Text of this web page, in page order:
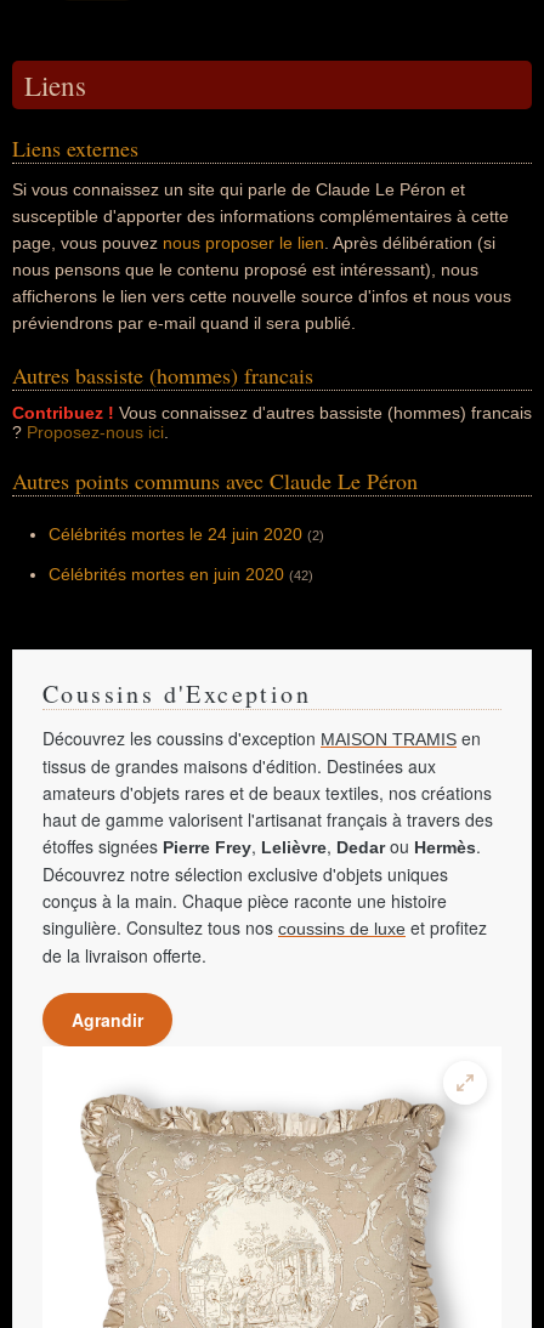
Liens
Liens externes
Si vous connaissez un site qui parle de Claude Le Péron et
susceptible d'apporter des informations complémentaires à cette
page, vous pouvez nous proposer le lien . Après délibération (si
nous pensons que le contenu proposé est intéressant), nous
afficherons le lien vers cette nouvelle source d'infos et nous vous
préviendrons par e-mail quand il sera publié.
Autres bassiste (hommes) francais
Contribuez ! Vous connaissez d'autres bassiste (hommes) francais
? Proposez-nous ici
Autres points communs avec Claude Le Péron
Célébrités mortes le 24 juin 2020 (2)
Célébrités mortes en juin 2020 (42)
Coussins d'Exception
Découvrez les coussins d'exception MAISON TRAMIS en
tissus de grandes maisons d'édition. Destinées aux
amateurs d'objets rares et de beaux textiles, nos créations
haut de gamme valorisent l'artisanat français à travers des
étoffes signées Pierre Frey, Lelièvre, Dedarou Hermès.
Découvrez notre sélection exclusive d'objets uniques
conçus à la main. Chaque pièce raconte une histoire
singulière. Consultez tous nos coussins de luxe et profitez
de la livraison offerte.
Agrandir